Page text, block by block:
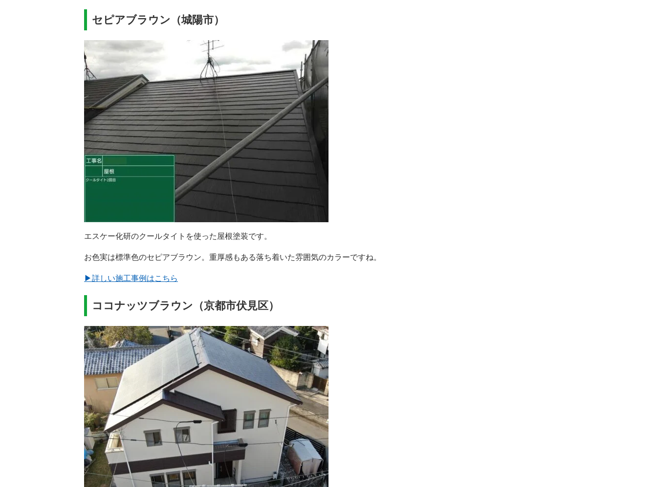
セピアブラウン（城陽市）
エスケー化研のクールタイトを使った屋根塗装です。
お色実は標準色のセピアブラウン。重厚感もある落ち着いた雰囲気のカラーですね。
▶詳しい施工事例はこちら
ココナッツブラウン（京都市伏見区）